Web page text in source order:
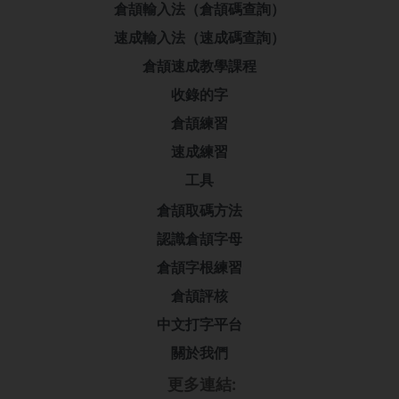
倉頡輸入法（倉頡碼查詢）
速成輸入法（速成碼查詢）
倉頡速成教學課程
收錄的字
倉頡練習
速成練習
工具
倉頡取碼方法
認識倉頡字母
倉頡字根練習
倉頡評核
中文打字平台
關於我們
更多連結: